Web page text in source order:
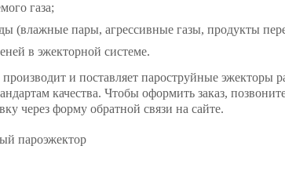
газа;
(влажные пары, агрессивные газы, продукты
в эжекторной системе.
и поставляет пароструйные эжекторы
качества. Чтобы оформить заказ,
через форму обратной связи на сайте.